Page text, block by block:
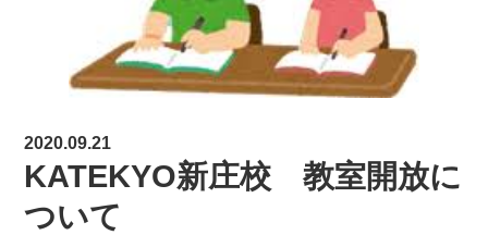
2020.09.21
KATEKYO新庄校 教室開放に
ついて